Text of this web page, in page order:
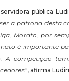
pública
a patrona desta
Morato, por
é importante
A competição
, afirma